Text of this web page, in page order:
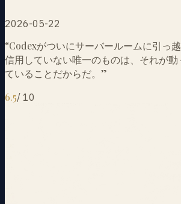
2026-05-22
“Codexがついにサーバールームに引っ
信用していない唯一のものは、それが
ていることだからだ。 ”
6.5/ 10